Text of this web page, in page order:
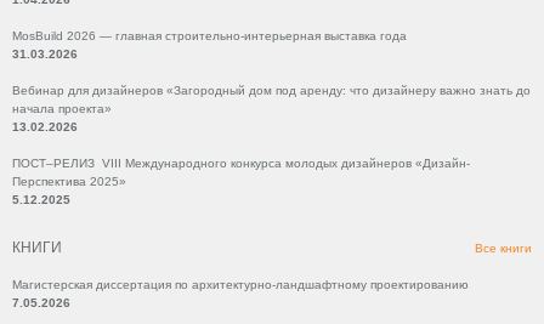
MosBuild 2026 — главная строительно-интерьерная выставка года
31.03.2026
Вебинар для дизайнеров «Загородный дом под аренду: что дизайнеру важно знать до
начала проекта»
13.02.2026
ПОСТ–РЕЛИЗ VIII Международного конкурса молодых дизайнеров «Дизайн-
Перспектива 2025»
5.12.2025
КНИГИ Все книги
Магистерская диссертация по архитектурно-ландшафтному проектированию
7.05.2026